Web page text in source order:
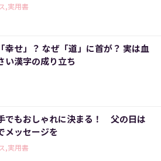
,実用書
幸せ」？ なぜ「道」に首が？ 実は血
い漢字の成り立ち
でもおしゃれに決まる！ 父の日は
メッセージを
,実用書